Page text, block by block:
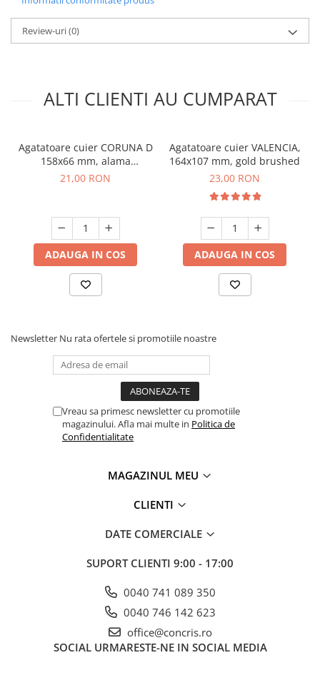
Review-uri(0)
ALTI CLIENTI AU CUMPARAT
Agatatoare cuier CORUNA D
158x66 mm, alama
antichizata
21,00 RON
ADAUGA IN COS
Agatatoare cuier VALENCIA,
164x107 mm, gold brushed
23,00 RON
ADAUGA IN COS
Newsletter Nu rata ofertele si promotiile noastre
Vreau sa primesc newsletter cu promotiile
magazinului. Afla mai multe in Politica de
Confidentialitate
MAGAZINUL MEU
CLIENTI
DATE COMERCIALE
SUPORT CLIENTI 9:00 - 17:00
0040 741 089 350
0040 746 142 623
office@concris.ro
SOCIAL URMARESTE-NE IN SOCIAL MEDIA